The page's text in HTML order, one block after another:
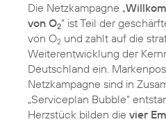
Die Netzkampagne „
von O2“ ist Teil der
von O2 und zahlt auf die
Weiterentwicklung der
Deutschland ein.
Netzkampagne sind in
„Serviceplan Bubble“
Herzstück bilden die vier